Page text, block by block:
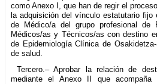
como Anexo I, que han de regir el
la adquisición del vínculo estatutario fijo
de Médico/a del grupo profesional de
Médicos/as y Técnicos/as con destino
de Epidemiología Clínica de
de salud.
Tercero.– Aprobar la relación de
mediante el Anexo II que acompaña